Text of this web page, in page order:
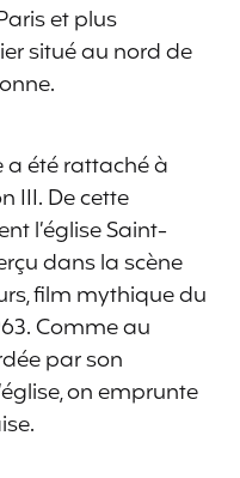
et plus
situé au nord de
a été rattaché à
III. De cette
l’église Saint-
dans la scène
film mythique du
Comme au
par son
on emprunte